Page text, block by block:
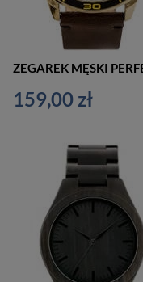
159,00 zł